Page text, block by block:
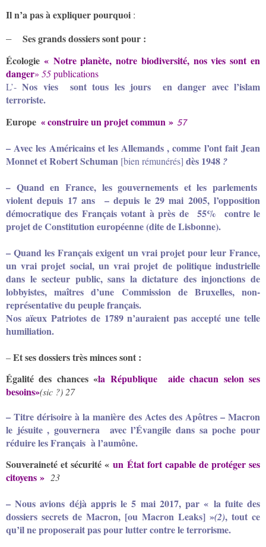
Il n’a pas à expliquer pourquoi :
– Ses grands dossierssont pour :
Écologie « Notre planète, notre biodiversité, nos vies sont en
danger» 55publications
L’-Nos vies sont tous les jours en danger avec l’islam
terroriste.
Europe « construire un projet commun » 57
– Avec les Américains et les Allemands , comme l’ont fait Jean
Monnet et Robert Schuman [bien rémunérés] dès 1948 ?
– Quand en France, les gouvernements et les parlements
violent depuis 17 ans – depuis le 29 mai 2005, l’opposition
démocratique des Français votant à près de 55% contre le
projet de Constitution européenne (dite de Lisbonne).
– Quand les Français exigent un vrai projet pour leur France,
un vrai projet social, un vrai projet de politique industrielle
dans le secteur public, sans la dictature des injonctions de
lobbyistes, maîtres d’une Commission de Bruxelles, non-
représentative du peuple français.
Nos aïeux Patriotes de 1789 n’auraient pas accepté une telle
humiliation.
–Et ses dossiers très minces sont :
Égalité des chances «la République aide chacun selon ses
besoins»(sic ?) 27
– Titre dérisoire à la manière des Actes des Apôtres – Macron
le jésuite , gouvernera avec l’Évangile dans sa poche pour
réduire les Français à l’aumône.
Souveraineté et sécurité «un État fort capable de protéger ses
citoyens » 23
– Nous avions déjà appris le 5 mai 2017, par« la fuite des
dossiers secrets de Macron, [ou Macron Leaks] »(2), tout ce
qu’il ne proposerait pas pour lutter contre le terrorisme.